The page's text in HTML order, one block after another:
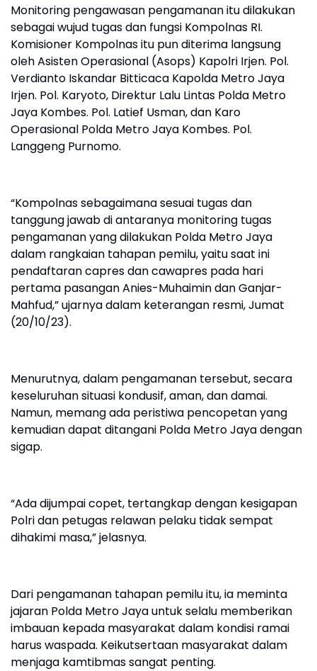
Monitoring pengawasan pengamanan itu dilakukan
sebagai wujud tugas dan fungsi Kompolnas RI.
Komisioner Kompolnas itu pun diterima langsung
oleh Asisten Operasional (Asops) Kapolri Irjen. Pol.
Verdianto Iskandar Bitticaca Kapolda Metro Jaya
Irjen. Pol. Karyoto, Direktur Lalu Lintas Polda Metro
Jaya Kombes. Pol. Latief Usman, dan Karo
Operasional Polda Metro Jaya Kombes. Pol.
Langgeng Purnomo.
“Kompolnas sebagaimana sesuai tugas dan
tanggung jawab di antaranya monitoring tugas
pengamanan yang dilakukan Polda Metro Jaya
dalam rangkaian tahapan pemilu, yaitu saat ini
pendaftaran capres dan cawapres pada hari
pertama pasangan Anies-Muhaimin dan Ganjar-
Mahfud,” ujarnya dalam keterangan resmi, Jumat
(20/10/23).
Menurutnya, dalam pengamanan tersebut, secara
keseluruhan situasi kondusif, aman, dan damai.
Namun, memang ada peristiwa pencopetan yang
kemudian dapat ditangani Polda Metro Jaya dengan
sigap.
“Ada dijumpai copet, tertangkap dengan kesigapan
Polri dan petugas relawan pelaku tidak sempat
dihakimi masa,” jelasnya.
Dari pengamanan tahapan pemilu itu, ia meminta
jajaran Polda Metro Jaya untuk selalu memberikan
imbauan kepada masyarakat dalam kondisi ramai
harus waspada. Keikutsertaan masyarakat dalam
menjaga kamtibmas sangat penting.